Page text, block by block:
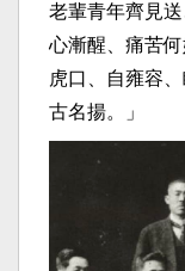
老輩青年齊見
心漸醒、痛苦
虎口、自雍容
古名揚。」